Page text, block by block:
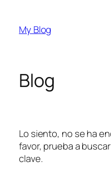
contenido
My Blog
Blog
Lo siento, no se ha
favor, prueba a
clave.